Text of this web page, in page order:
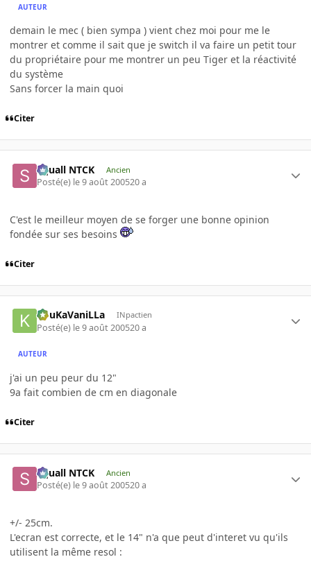
AUTEUR
demain le mec ( bien sympa ) vient chez moi pour me le
montrer et comme il sait que je switch il va faire un petit tour
du propriétaire pour me montrer un peu Tiger et la réactivité
du système
Sans forcer la main quoi
Citer
Squall NTCK Ancien
Posté(e) le 9 août 200520 a
C'est le meilleur moyen de se forger une bonne opinion
fondée sur ses besoins
Citer
KouKaVaniLLa INpactien
Posté(e) le 9 août 200520 a
AUTEUR
j'ai un peu peur du 12"
9a fait combien de cm en diagonale
Citer
Squall NTCK Ancien
Posté(e) le 9 août 200520 a
+/- 25cm.
L'ecran est correcte, et le 14" n'a que peut d'interet vu qu'ils
utilisent la même resol :